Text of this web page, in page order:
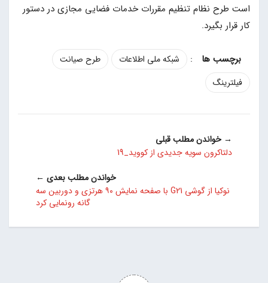
است طرح نظام تنظیم مقررات خدمات فضایی مجازی در دستور
کار قرار بگیرد.
: شبکه ملی اطلاعات
طرح صیانت
فیلترینگ
→ خواندن مطلب قبلی
دلتاکرون سویه جدیدی از کووید_19
خواندن مطلب بعدی ←
نوکیا از گوشی G21 با صفحه نمایش ۹۰ هرتزی و دوربین سه
گانه رونمایی کرد